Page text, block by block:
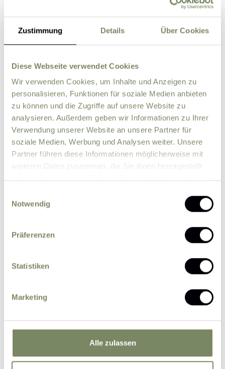
Zustimmung Details Über Cookies
Diese Webseite verwendet Cookies
Wir verwenden Cookies, um Inhalte und Anzeigen zu
personalisieren, Funktionen für soziale Medien anbieten
zu können und die Zugriffe auf unsere Website zu
analysieren. Außerdem geben wir Informationen zu Ihrer
Verwendung unserer Website an unsere Partner für
soziale Medien, Werbung und Analysen weiter. Unsere
Partner führen diese Informationen möglicherweise mit
weiteren Daten zusammen, die Sie ihnen bereitgestellt
Notwendig
Präferenzen
Statistiken
Marketing
Alle zulassen
Please send me news and information about
I agree that the personal data entered by me
for the purpose of processing my enquiry on the
form.Further information
Submit Inquiry